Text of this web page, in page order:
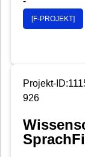
[F-PROJEKT]
Projekt-
926